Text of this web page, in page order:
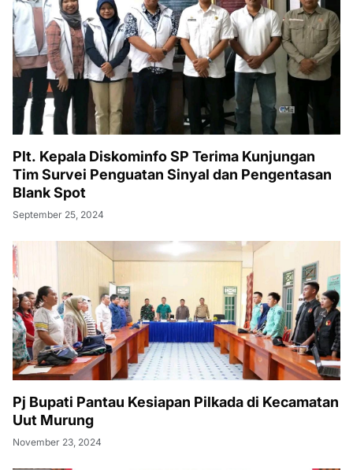
Plt. Kepala Diskominfo SP Terima Kunjungan
Tim Survei Penguatan Sinyal dan Pengentasan
Blank Spot
September 25, 2024
Pj Bupati Pantau Kesiapan Pilkada di Kecamatan
Uut Murung
November 23, 2024